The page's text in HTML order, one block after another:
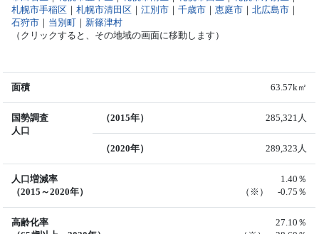
札幌市手稲区 ｜札幌市清田区 ｜江別市 ｜千歳市 ｜恵庭市 ｜北広島市 ｜
石狩市 ｜ 当別町 ｜ 新篠津村
（クリックすると、その地域の画面に移動します）
面積 63.57k㎡
国勢調査
人口
（2015年） 285,321人
（2020年） 289,323人
人口増減率
（2015～2020年）
1.40％
（※） -0.75％
高齢化率
27.10％